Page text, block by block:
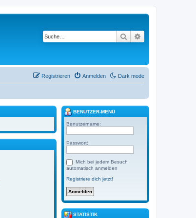
Suche
Dark mode
Anmelden
Registrieren
BENUTZER-MENÜ
Benutzername:
Passwort:
Mich bei jedem Besuch
automatisch anmelden
Registriere dich jetzt!
STATISTIK